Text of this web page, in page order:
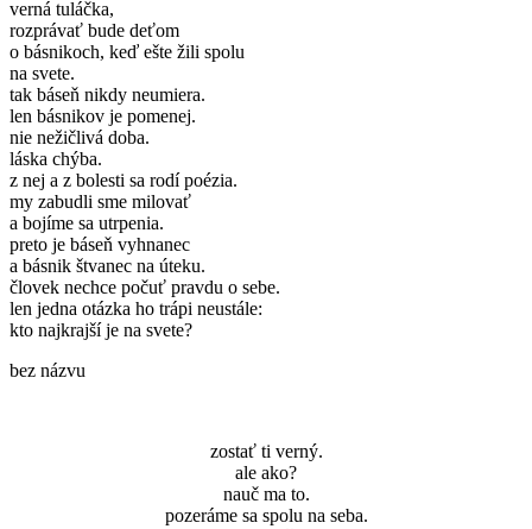
verná tuláčka,
rozprávať bude deťom
o básnikoch, keď ešte žili spolu
na svete.
tak báseň nikdy neumiera.
len básnikov je pomenej.
nie nežičlivá doba.
láska chýba.
z nej a z bolesti sa rodí poézia.
my zabudli sme milovať
a bojíme sa utrpenia.
preto je báseň vyhnanec
a básnik štvanec na úteku.
človek nechce počuť pravdu o sebe.
len jedna otázka ho trápi neustále:
kto najkrajší je na svete?
bez názvu
zostať ti verný.
ale ako?
nauč ma to.
pozeráme sa spolu na seba.